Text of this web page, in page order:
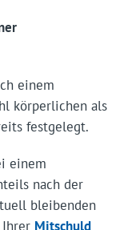
einem
körperlichen als
festgelegt.
einem
nach der
bleibenden
Mitschuld